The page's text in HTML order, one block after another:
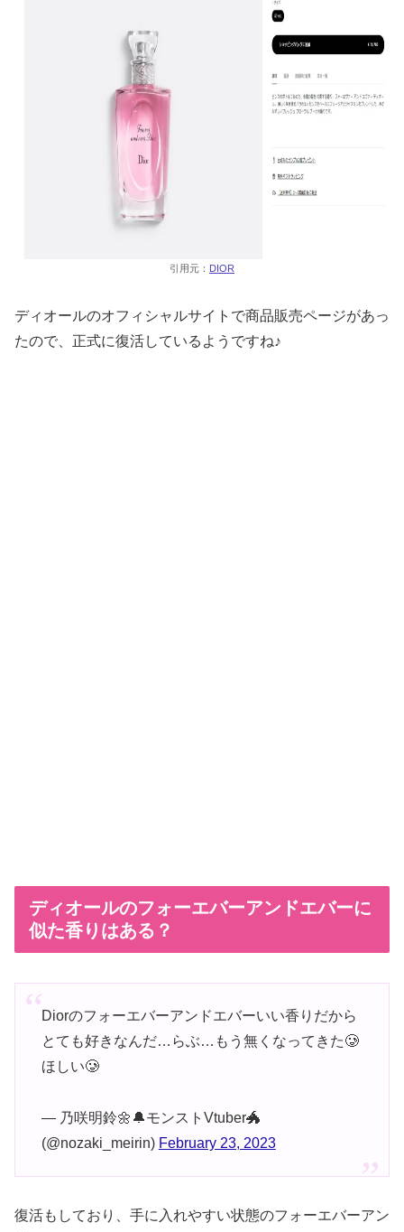
引用元： DIOR
ディオールのオフィシャルサイトで商品販売ページがあっ
たので、正式に復活しているようですね♪
ディオールのフォーエバーアンドエバーに
似た香りはある？
Diorのフォーエバーアンドエバーいい香りだから
とても好きなんだ…らぶ…もう無くなってきた🥲
ほしい🥲
— 乃咲明鈴🌼🔔モンストVtuber🐲
(@nozaki_meirin) February 23, 2023
復活もしており、手に入れやすい状態のフォーエバーアン